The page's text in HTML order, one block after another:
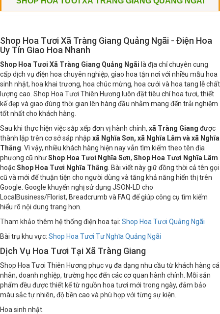
Shop Hoa Tươi Xã Tràng Giang Quảng Ngãi - Điện Hoa
Uy Tín Giao Hoa Nhanh
Shop Hoa Tươi Xã Tràng Giang Quảng Ngãi là địa chỉ chuyên cung
cấp dịch vụ điện hoa chuyên nghiệp, giao hoa tận nơi với nhiều mẫu hoa
sinh nhật, hoa khai trương, hoa chúc mừng, hoa cưới và hoa tang lễ chất
lượng cao. Shop Hoa Tươi Thiên Hương luôn đặt tiêu chí hoa tươi, thiết
kế đẹp và giao đúng thời gian lên hàng đầu nhằm mang đến trải nghiệm
tốt nhất cho khách hàng.
Sau khi thực hiện việc sắp xếp đơn vị hành chính, xã Tràng Giang được
thành lập trên cơ sở sáp nhập xã Nghĩa Sơn, xã Nghĩa Lâm và xã Nghĩa
Thắng . Vì vậy, nhiều khách hàng hiện nay vẫn tìm kiếm theo tên địa
phương cũ nhưShop Hoa Tươi Nghĩa Sơn, Shop Hoa Tươi Nghĩa Lâm
hoặcShop Hoa Tươi Nghĩa Thắng . Bài viết này giữ đồng thời cả tên gọi
cũ và mới để thuận tiện cho người dùng và tăng khả năng hiển thị trên
Google. Google khuyến nghị sử dụng JSON-LD cho
LocalBusiness/Florist, Breadcrumb và FAQ để giúp công cụ tìm kiếm
hiểu rõ nội dung trang hơn.
Tham khảo thêm hệ thống điện hoa tại: Shop Hoa Tươi Quảng Ngãi
Bài trụ khu vực: Shop Hoa Tươi Tư Nghĩa Quảng Ngãi
Dịch Vụ Hoa Tươi Tại Xã Tràng Giang
Shop Hoa Tươi Thiên Hương phục vụ đa dạng nhu cầu từ khách hàng cá
nhân, doanh nghiệp, trường học đến các cơ quan hành chính. Mỗi sản
phẩm đều được thiết kế từ nguồn hoa tươi mới trong ngày, đảm bảo
màu sắc tự nhiên, độ bền cao và phù hợp với từng sự kiện.
Hoa sinh nhật.